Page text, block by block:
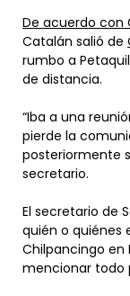
De acuerdo con
Catalán salió de
rumbo a
de distancia.
“Iba a una
pierde la
posteriormente
secretario.
El secretario de
quién o quiénes
Chilpancingo en
mencionar todo